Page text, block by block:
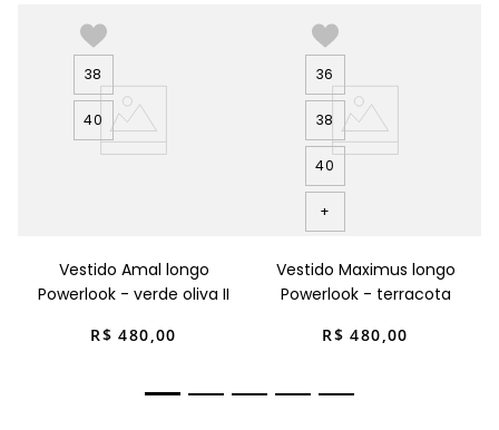
38
40
Vestido Amal longo
Powerlook - verde oliva II
R$ 480,00
36
38
40
+
Vestido Maximus longo
Powerlook - terracota
R$ 480,00